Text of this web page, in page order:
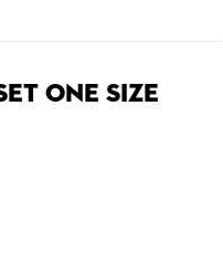
ONE SIZE